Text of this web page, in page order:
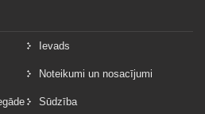
Ievads
Noteikumi un nosacījumi
Sūdzība